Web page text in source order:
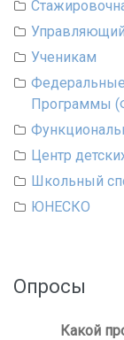
Ученикам
Программы
Центр
Школьный
ЮНЕСКО
Опросы
Какой